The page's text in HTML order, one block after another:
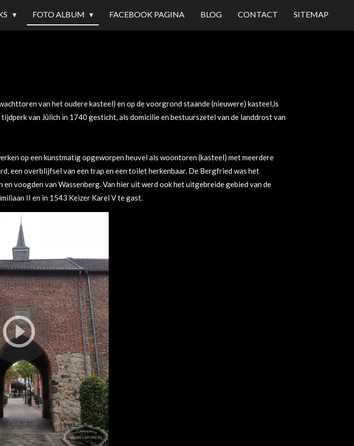
FOTO ALBUM FACEBOOK PAGINA BLOG CONTACT SITEMAP
van het oudere kasteel) en op de voorgrond staande (nieuwere) kasteel,is
van Jülich in 1740 gesticht, als domicilie en bestuurszetel van de landdrost van
op een kunstmatig opgeworpen heuvel als woontoren (kasteel) met meerdere
een overblijfsel van een trap en een toilet herkenbaar. De Bergfried was het
voogden van Wassenberg. Van hier uit werd ook het uitgebreide gebied van de
II en in 1543 Keizer Karel V te gast.